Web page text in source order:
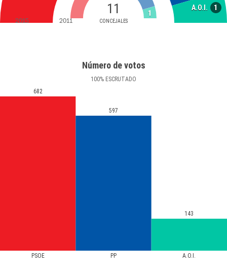
A.O.I. 1
11
CONCEJALES
1
2015 2011
Número de votos
100% ESCRUTADO
PSOE PP A.O.I.
682
597
143